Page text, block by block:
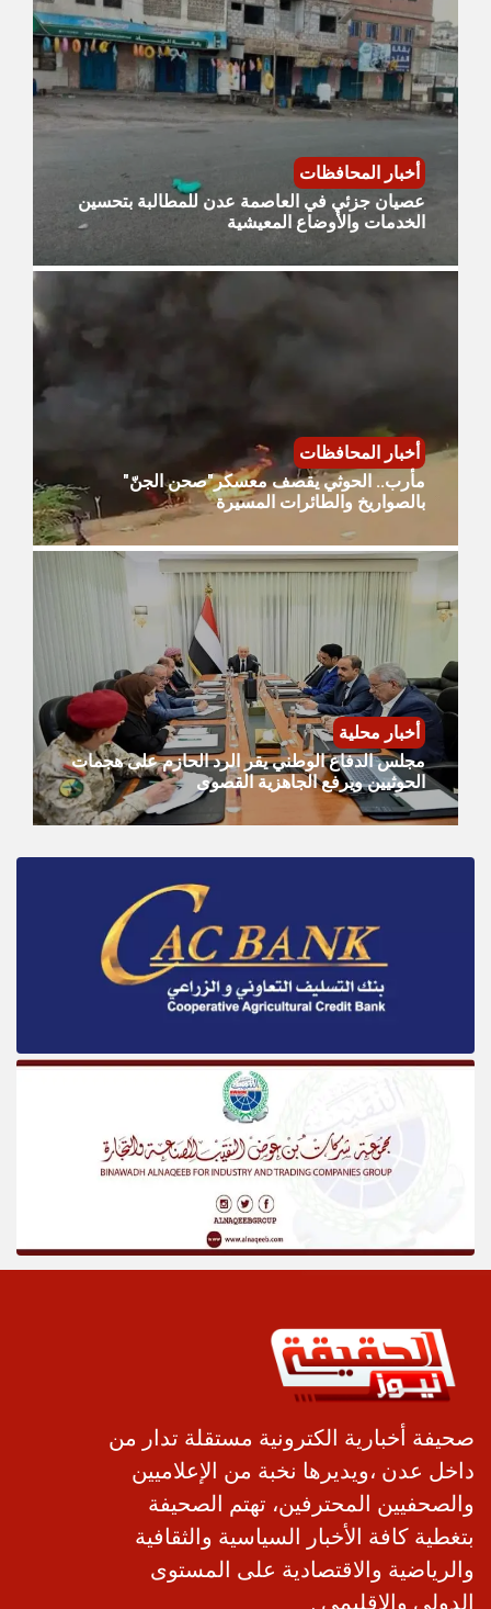
أخبار المحافظات
عصيان جزئي في العاصمة عدن للمطالبة بتحسين
الخدمات والأوضاع المعيشية
أخبار المحافظات
مأرب.. الحوثي يقصف معسكر"صحن الجنّ"
بالصواريخ والطائرات المسيرة
أخبار محلية
مجلس الدفاع الوطني يقر الرد الحازم على هجمات
الحوثيين ويرفع الجاهزية القصوى
صحيفة أخبارية الكترونية مستقلة تدار من
داخل عدن ،ويديرها نخبة من الإعلاميين
والصحفيين المحترفين، تهتم الصحيفة
بتغطية كافة الأخبار السياسية والثقافية
والرياضية والاقتصادية على المستوى
الدولي والإقليمي .